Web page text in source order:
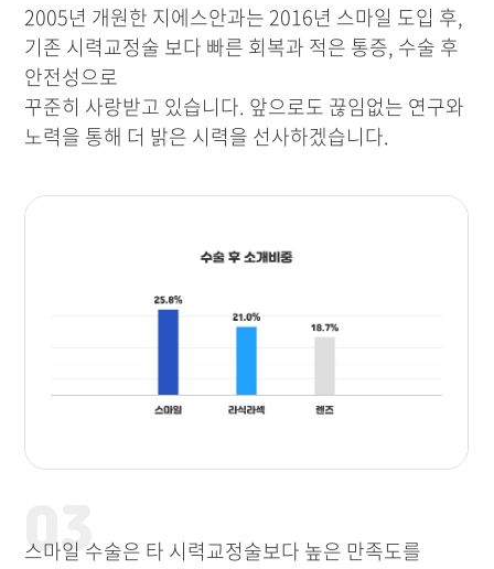
2005년 개원한 지에스안과는 2016년 스마일 도입 후,
기존 시력교정술 보다 빠른 회복과 적은 통증, 수술 후
안전성으로
꾸준히 사랑받고 있습니다. 앞으로도 끊임없는 연구와
노력을 통해 더 밝은 시력을 선사하겠습니다.
03
스마일 수술은 타 시력교정술보다 높은 만족도를